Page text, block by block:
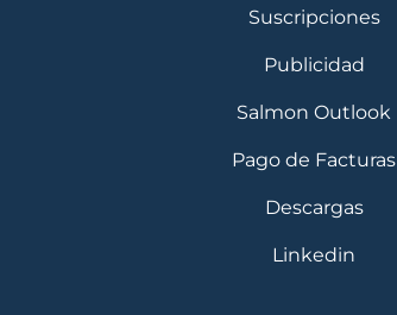
Suscripciones
Publicidad
Salmon Outlook
Pago de Facturas
Descargas
Linkedin